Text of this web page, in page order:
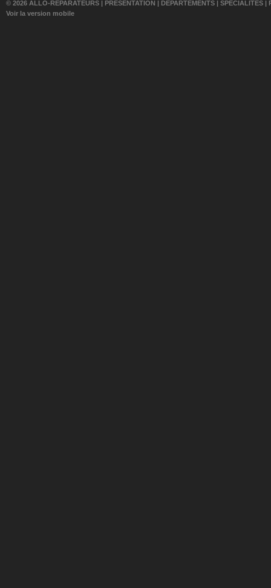
© 2026 ALLO-RÉPARATEURS | PRÉSENTATION | DÉPARTEMENTS | SPÉCIALITÉS |
Voir la version mobile